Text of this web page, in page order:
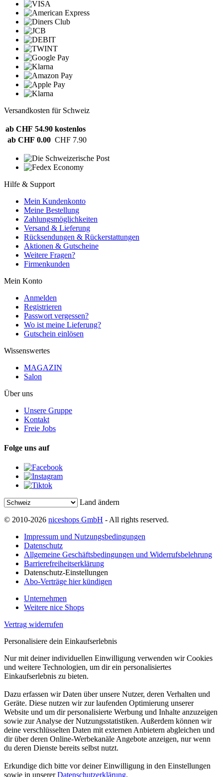
Versandkosten für Schweiz
ab CHF 54.90 kostenlos
ab CHF 0.00 CHF 7.90
Hilfe & Support
Mein Kundenkonto
Meine Bestellung
Zahlungsmöglichkeiten
Versand & Lieferung
Rücksendungen & Rückerstattungen
Aktionen & Gutscheine
Weitere Fragen?
Firmenkunden
Mein Konto
Anmelden
Registrieren
Passwort vergessen?
Wo ist meine Lieferung?
Gutschein einlösen
Wissenswertes
MAGAZIN
Salon
Über uns
Unsere Gruppe
Kontakt
Freie Jobs
Folge uns auf
Land ändern
© 2010-2026 niceshops GmbH - All rights reserved.
Impressum und Nutzungsbedingungen
Datenschutz
Allgemeine Geschäftsbedingungen und Widerrufsbelehrung
Barrierefreiheitserklärung
Datenschutz-Einstellungen
Abo-Verträge hier kündigen
Unternehmen
Weitere nice Shops
Vertrag widerrufen
Personalisiere dein Einkaufserlebnis
Nur mit deiner individuellen Einwilligung verwenden wir Cookies
und weitere Technologien, um dir ein personalisiertes
Einkaufserlebnis zu bieten.
Dazu erfassen wir Daten über unsere Nutzer, deren Verhalten und
Geräte. Diese nutzen wir zur laufenden Optimierung unserer
Website und um dir personalisierte Werbung und Inhalte anzuzeigen
sowie zur Analyse der Nutzungsstatistiken. Außerdem können wir
deine verschlüsselten Daten mit externen Anbietern abgleichen und
dir über deren Online-Werbekanäle Angebote anzeigen, nur wenn
du deren Dienste bereits selbst nutzt.
Erkundige dich bitte vor deiner Einwilligung in den Einstellungen
sowie in unsererDatenschutzerklärung.